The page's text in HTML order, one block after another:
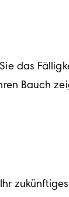
das
Bauch